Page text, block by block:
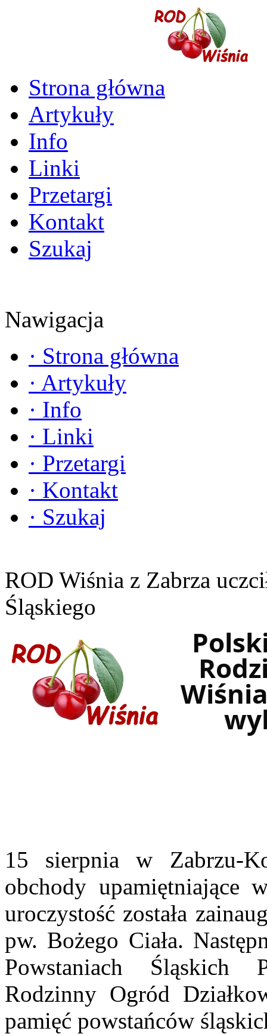
Strona główna
Artykuły
Info
Linki
Przetargi
Kontakt
Szukaj
Nawigacja
· Strona główna
· Artykuły
· Info
· Linki
· Przetargi
· Kontakt
· Szukaj
ROD Wiśnia z Zabrza
Śląskiego
15 sierpnia w Zabrzu-
obchody upamiętniające
uroczystość została
pw. Bożego Ciała.
Powstaniach Śląskich
Rodzinny Ogród
pamięć powstańców